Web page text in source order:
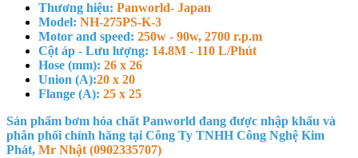
Thương hiệu: Panworld- Japan
Model: NH-275PS-K-3
Motor and speed: 250w - 90w, 2700 r.p.m
Cột áp - Lưu lượng: 14.8M - 110 L/Phút
Hose (mm): 26 x 26
Union (A):20 x 20
Flange (A): 25 x 25
Sản phẩm bơm hóa chất Panworld đang được nhập khẩu và
phân phối chính hãng tại Công Ty TNHH Công Nghệ Kim
Phát, Mr Nhật (0902335707)